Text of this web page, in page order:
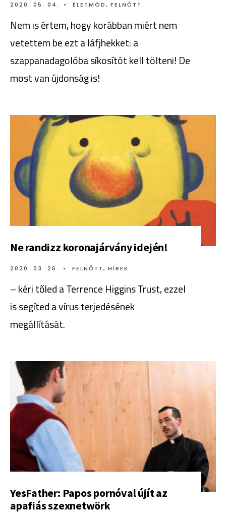
2020. 05. 04. • ÉLETMÓD, FELNŐTT
Nem is értem, hogy korábban miért nem
vetettem be ezt a láfjhekket: a
szappanadagolóba síkosítót kell tölteni! De
most van újdonság is!
Ne randizz koronajárvány idején!
2020. 03. 26. • FELNŐTT, HÍREK
– kéri tőled a Terrence Higgins Trust, ezzel
is segíted a vírus terjedésének
megállítását.
YesFather: Papos pornóval újít az
apafiás szexnetwörk